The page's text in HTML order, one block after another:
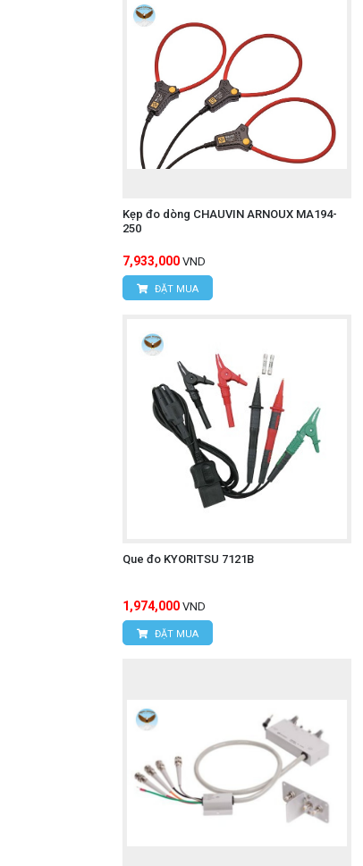
Kẹp đo dòng CHAUVIN ARNOUX MA194-
250
7,933,000 VND
ĐẶT MUA
Que đo KYORITSU 7121B
1,974,000 VND
ĐẶT MUA